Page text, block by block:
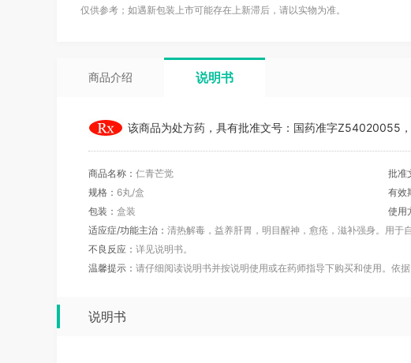
仅供参考；如遇新包装上市可能存在上新滞后，请以实物为准。
商品介绍 说明书
该商品为处方药，具有批准文号：国药准字Z54020055
商品名称： 仁青芒觉 批准
规格： 6丸/盒 有效
包装： 盒装 使用
适应症/功能主治： 清热解毒，益养肝胃，明目醒神，愈疮，滋补强身。用于
不良反应： 详见说明书。
温馨提示： 请仔细阅读说明书并按说明使用或在药师指导下购买和使用。依
说明书